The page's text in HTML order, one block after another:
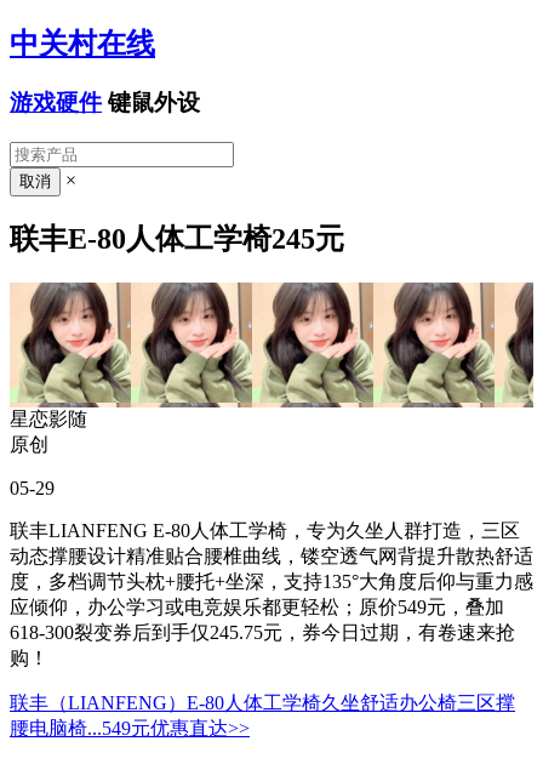
中关村在线
游戏硬件 键鼠外设
×
联丰E-80人体工学椅245元
星恋影随
原创
05-29
联丰LIANFENG E-80人体工学椅，专为久坐人群打造，三区
动态撑腰设计精准贴合腰椎曲线，镂空透气网背提升散热舒适
度，多档调节头枕+腰托+坐深，支持135°大角度后仰与重力感
应倾仰，办公学习或电竞娱乐都更轻松；原价549元，叠加
618-300裂变券后到手仅245.75元，券今日过期，有卷速来抢
购！
联丰（LIANFENG）E-80人体工学椅久坐舒适办公椅三区撑
腰电脑椅...549元优惠直达>>